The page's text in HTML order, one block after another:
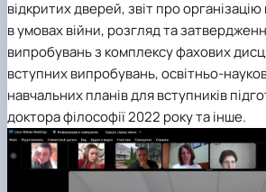
відкритих дверей, звіт про
в умовах війни, розгляд та
випробувань з комплексу фахових
вступних випробувань, освітньо-
навчальних планів для вступників
доктора філософії 2022 року та інше.